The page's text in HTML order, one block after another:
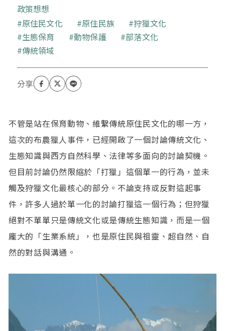
政策想想
關鍵字
原住民文化 原住民族
狩獵文化
生態保育
動物保護
部落文化
傳統領域
不管是站在保育動物、維繫傳統原住民文化的哪一方，
這次的布農獵人事件，已經開啟了一個討論傳統文化、
生態知識與西方自然科學、法律等多面向的討論契機。
但目前討論仍然限縮於「打獵」這個單一的行為，並未
觸及狩獵文化最核心的部分。不論支持或反對這起事
件，許多人過於單一化的討論打獵這一個行為；但狩獵
絕對不單單只是傳統文化或是傳統生態知識，而是一個
龐大的「生業系統」，也是原住民與祖靈、超自然、自
然的對話與溝通。